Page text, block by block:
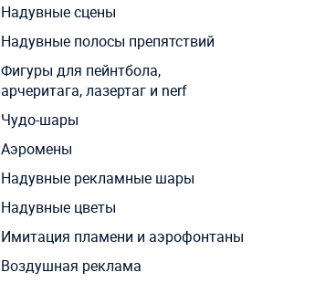
Надувные сцены
Надувные полосы препятствий
Фигуры для пейнтбола,
арчеритага, лазертаг и nerf
Чудо-шары
Аэромены
Надувные рекламные шары
Надувные цветы
Имитация пламени и аэрофонтаны
Воздушная реклама